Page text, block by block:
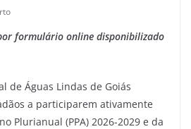
formulário online disponibilizado
de Águas Lindas de Goiás
a participarem ativamente
Plurianual (PPA) 2026-2029 e da